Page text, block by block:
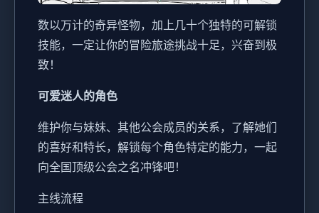
数以万计的奇异怪物，加上几十个独特的可解锁
技能，一定让你的冒险旅途挑战十足，兴奋到极
致！
可爱迷人的角色
维护你与妹妹、其他公会成员的关系，了解她们
的喜好和特长，解锁每个角色特定的能力，一起
向全国顶级公会之名冲锋吧！
主线流程